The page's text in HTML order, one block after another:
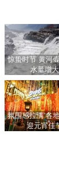
惊蛰时节 黄河
水量增大
氛围感拉满 各
迎元宵佳